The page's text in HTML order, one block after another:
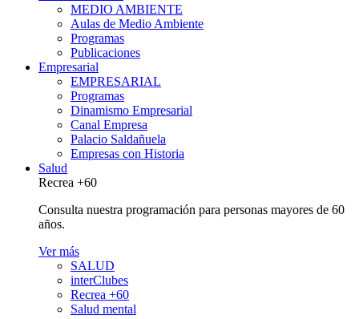
MEDIO AMBIENTE
Aulas de Medio Ambiente
Programas
Publicaciones
Empresarial
EMPRESARIAL
Programas
Dinamismo Empresarial
Canal Empresa
Palacio Saldañuela
Empresas con Historia
Salud
Recrea +60
Consulta nuestra programación para personas mayores de 60
años.
Ver más
SALUD
interClubes
Recrea +60
Salud mental